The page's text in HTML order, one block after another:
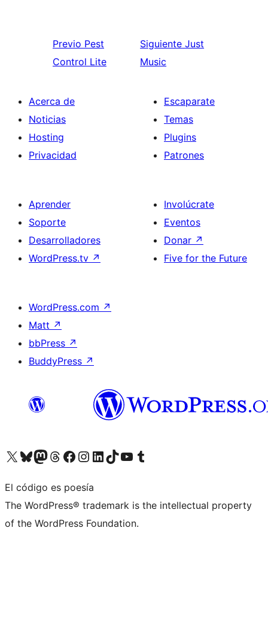
Previo Pest
Control Lite
Siguiente Just
Music
Acerca de
Noticias
Hosting
Privacidad
Escaparate
Temas
Plugins
Patrones
Aprender
Soporte
Desarrolladores
WordPress.tv ↗
Involúcrate
Eventos
Donar ↗
Five for the Future
WordPress.com ↗
Matt ↗
bbPress ↗
BuddyPress ↗
Visita nuestra cuenta de X (anteriormente Twitter)
Visita nuestra cuenta de Bluesky
Visita nuestra cuenta de Mastodon
Visita nuestra cuenta de Threads
Visita nuestra página de Facebook
Visita nuestra cuenta de Instagram
Visita nuestra cuenta de LinkedIn
Visita nuestra cuenta de TikTok
Visita nuestro canal de YouTube
Visita nuestra cuenta de Tumblr
El código es poesía
The WordPress® trademark is the intellectual property
of the WordPress Foundation.